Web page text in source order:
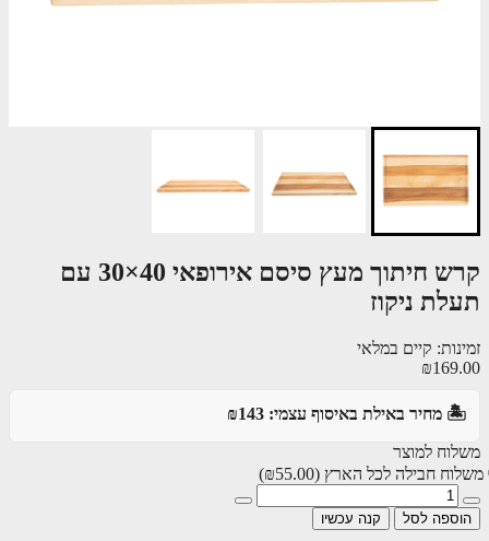
קרש חיתוך מעץ סיסם אירופאי 40×30 עם
ניקוז
קיים במלאי
מחיר באילת באיסוף עצמי: ₪143
למוצר
חבילה לכל הארץ(₪55.00)
לסל קנה עכשיו